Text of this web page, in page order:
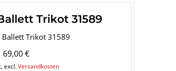
Trikot 31589
Ballett Trikot 31589
69,00 €
excl.Versandkosten